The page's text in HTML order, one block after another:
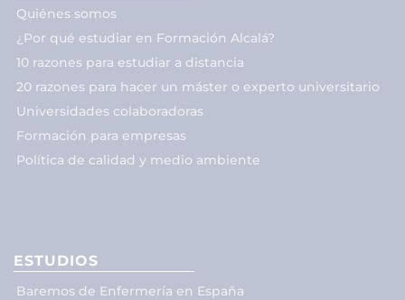
Quiénes somos
¿Por qué estudiar en Formación Alcalá?
10 razones para estudiar a distancia
20 razones para hacer un máster o experto universitario
Universidades colaboradoras
Formación para empresas
Política de calidad y medio ambiente
ESTUDIOS
Baremos de Enfermería en España